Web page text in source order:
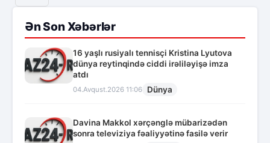
Ən Son Xəbərlər
16 yaşlı rusiyalı tennisçi Kristina Lyutova
dünya reytinqində ciddi irəliləyişə imza
atdı
04.Avqust.2026 11:06 Dünya
Davina Makkol xərçənglə mübarizədən
sonra televiziya fəaliyyətinə fasilə verir